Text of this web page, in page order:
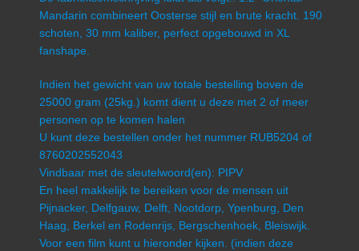
Mandarin combineert Oosterse stijl en brute kracht. 190
schoten, 30 mm kaliber, perfect opgebouwd in XL
fanshape.
Indien het gewicht van uw totale bestelling boven de
25000 gram (25kg.) komt dient u deze met 2 of meer
personen op te komen halen
U kunt deze bestellen onder het nummer RUB5204 of
8760202552043
Vindbaar met de sleutelwoord(en): PIPV
En heel makkelijk te bereiken voor de mensen uit
Pijnacker, Delfgauw, Delft, Nootdorp, Ypenburg, Den
Haag, Berkel en Rodenrijs, Bergschenhoek, Bleiswijk.
Voor een film kunt u hieronder kijken. (indien deze